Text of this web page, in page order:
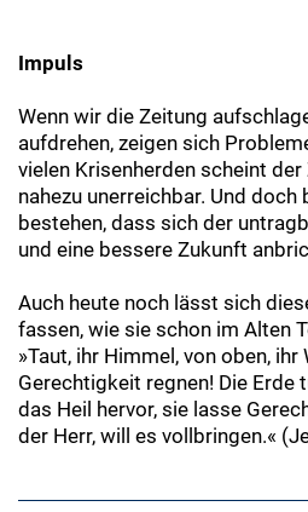
Impuls
Wenn wir die Zeitung
aufdrehen, zeigen sich
vielen Krisenherden scheint
nahezu unerreichbar. Und doch
bestehen, dass sich der
und eine bessere Zukunft
Auch heute noch lässt sich
fassen, wie sie schon im Alten
»Taut, ihr Himmel, von oben, ihr
Gerechtigkeit regnen! Die Erde
das Heil hervor, sie lasse
der Herr, will es vollbringen.«